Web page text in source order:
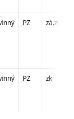
PZ zá,zk
PZ zk